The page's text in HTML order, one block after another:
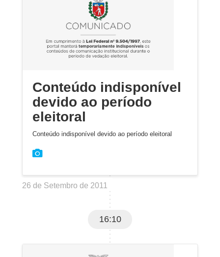
Conteúdo indisponível
devido ao período
eleitoral
Conteúdo indisponível devido ao período eleitoral
26 de Setembro de 2011
16:10